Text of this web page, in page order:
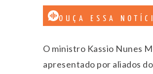
OUÇA ESSA
O ministro Kassio Nunes
apresentado por aliados